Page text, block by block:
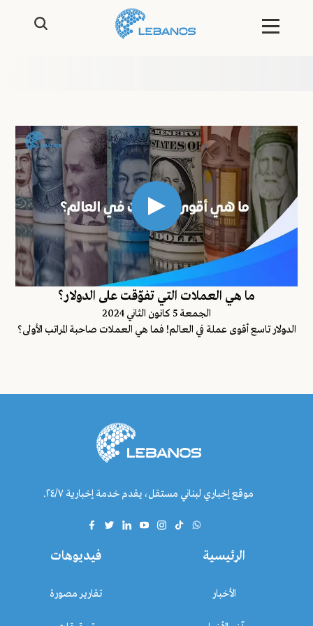
ما هي العملات التي تفوّقت على الدولار؟
الجمعة 5 كانون الثاني 2024
الدولار تاسع أقوى عملة في العالم! فما هي العملات صاحبة المراتب الأولى؟
موقع إخباري لبناني مستقل، يقدم خدمة إخبارية ٢٤/٧.
الرئيسية
الأخبار
فيديوهات
تقارير مصورة